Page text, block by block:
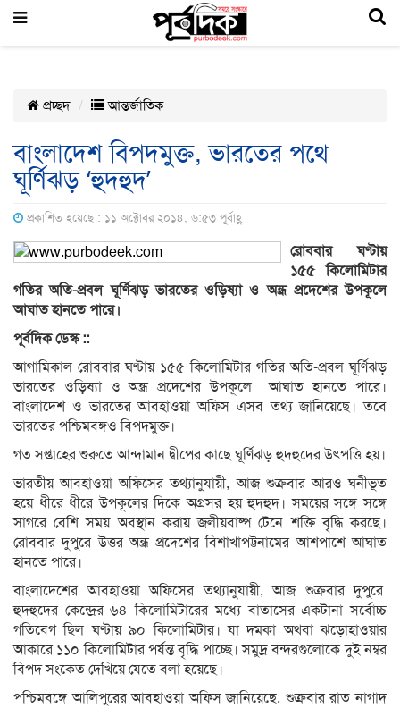
প্রচ্ছদ আন্তর্জাতিক
বাংলাদেশ বিপদমুক্ত, ভারতের পথে
ঘূর্ণিঝড় ‘হুদহুদ’
প্রকাশিত হয়েছে : ১১ অক্টোবর ২০১৪, ৬:৫৩ পূর্বাহ্ণ
রোববার ঘণ্টায়
১৫৫ কিলোমিটার
গতির অতি-প্রবল ঘূর্ণিঝড় ভারতের ওড়িষ্যা ও অন্ধ্র প্রদেশের উপকূলে
আঘাত হানতে পারে।
পূর্বদিক ডেস্ক ::
আগামিকাল রোববার ঘণ্টায় ১৫৫ কিলোমিটার গতির অতি-প্রবল ঘূর্ণিঝড়
ভারতের ওড়িষ্যা ও অন্ধ্র প্রদেশের উপকূলে আঘাত হানতে পারে।
বাংলাদেশ ও ভারতের আবহাওয়া অফিস এসব তথ্য জানিয়েছে। তবে
ভারতের পশ্চিমবঙ্গও বিপদমুক্ত।
গত সপ্তাহের শুরুতে আন্দামান দ্বীপের কাছে ঘূর্ণিঝড় হুদহুদের উৎপত্তি হয়।
ভারতীয় আবহাওয়া অফিসের তথ্যানুযায়ী, আজ শুক্রবার আরও ঘনীভূত
হয়ে ধীরে ধীরে উপকূলের দিকে অগ্রসর হয় হুদহুদ। সময়ের সঙ্গে সঙ্গে
সাগরে বেশি সময় অবস্থান করায় জলীয়বাষ্প টেনে শক্তি বৃদ্ধি করছে।
রোববার দুপুরে উত্তর অন্ধ্র প্রদেশের বিশাখাপট্টনামের আশপাশে আঘাত
হানতে পারে।
বাংলাদেশের আবহাওয়া অফিসের তথ্যানুযায়ী, আজ শুক্রবার দুপুরে
হুদহুদের কেন্দ্রের ৬৪ কিলোমিটারের মধ্যে বাতাসের একটানা সর্বোচ্চ
গতিবেগ ছিল ঘণ্টায় ৯০ কিলোমিটার। যা দমকা অথবা ঝড়োহাওয়ার
আকারে ১১০ কিলোমিটার পর্যন্ত বৃদ্ধি পাচ্ছে। সমুদ্র বন্দরগুলোকে দুই নম্বর
বিপদ সংকেত দেখিয়ে যেতে বলা হয়েছে।
পশ্চিমবঙ্গে আলিপুরের আবহাওয়া অফিস জানিয়েছে, শুক্রবার রাত নাগাদ